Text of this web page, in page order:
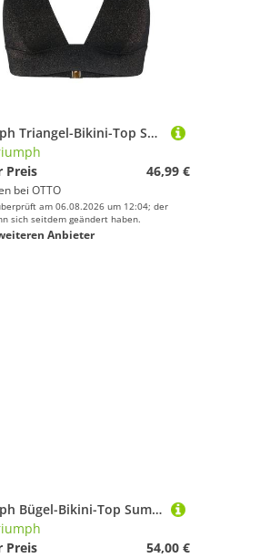
Triumph Triangel-Bikini-Top Summer Sunset P, weicher Lurex
Preis
46,99 €
bei OTTO
am 06.08.2026 um 12:04; der
sich seitdem geändert haben.
Anbieter
Triumph Bügel-Bikini-Top Summer Twist
Preis
54,00 €